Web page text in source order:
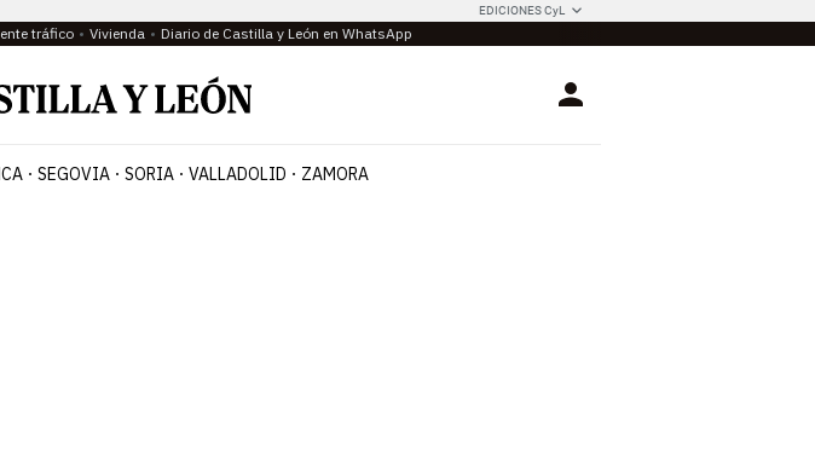
EDICIONES CyL
tráfico Vivienda Diario de Castilla y León en WhatsApp
Login
SEGOVIA SORIA VALLADOLID ZAMORA